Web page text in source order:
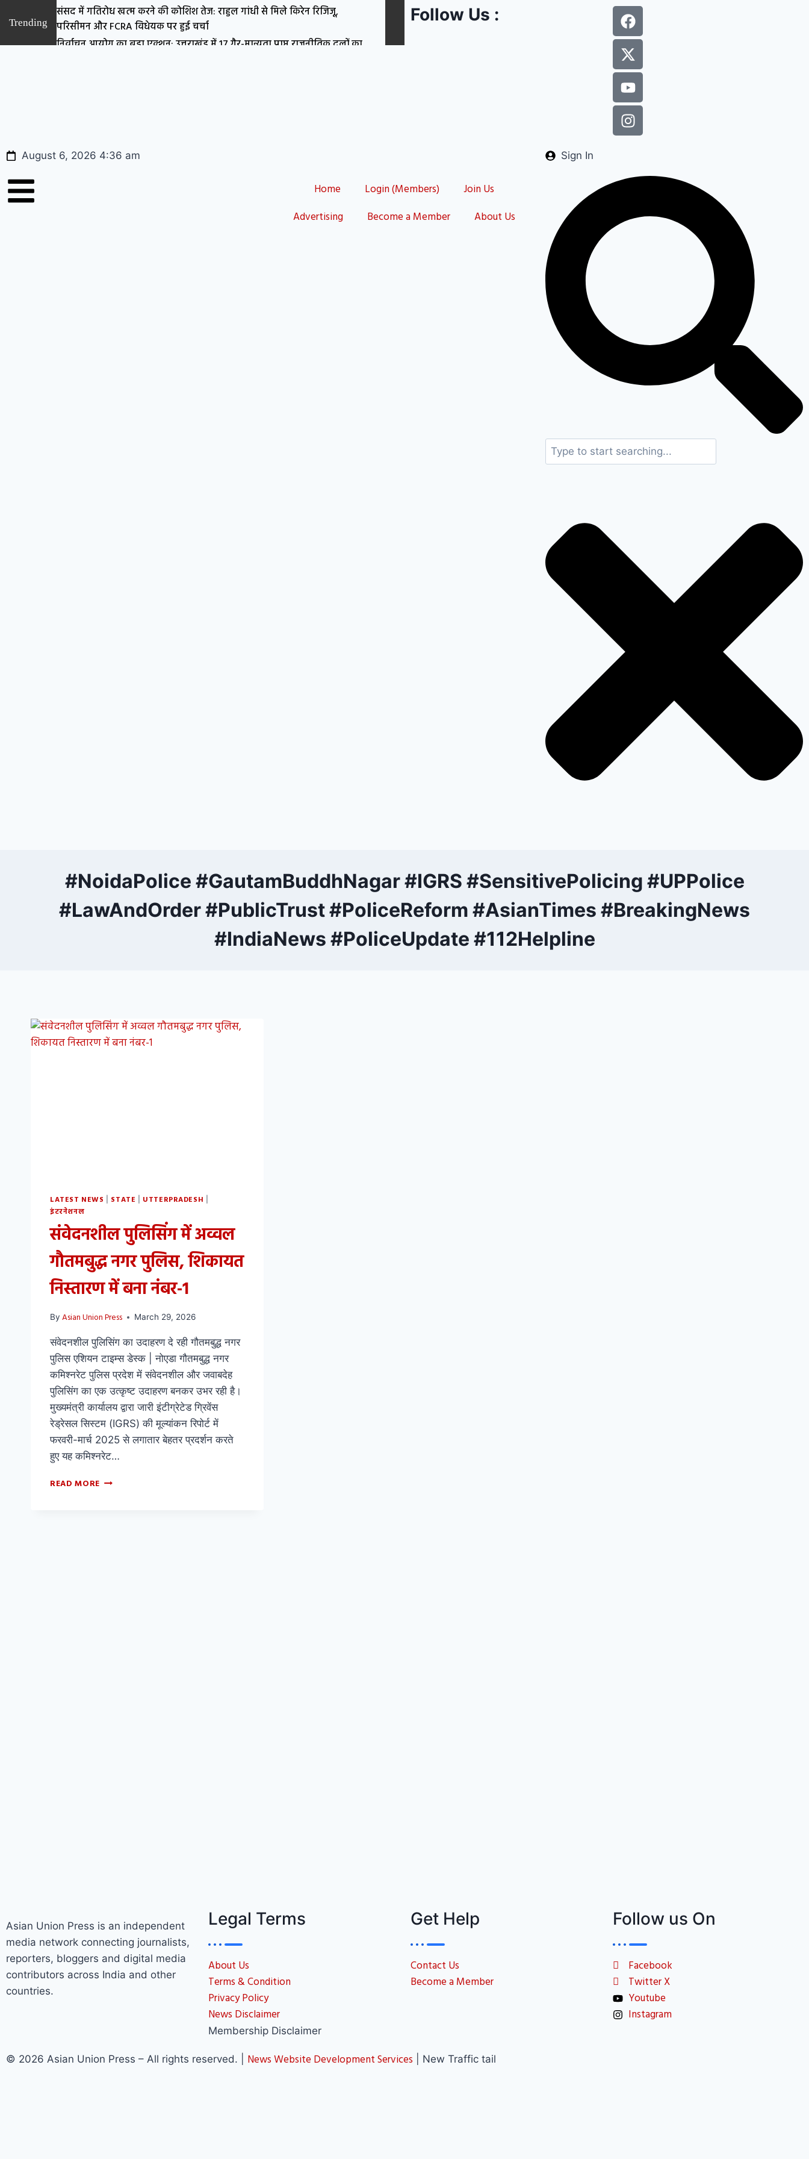
Trending
संसद में गतिरोध खत्म करने की कोशिश तेज: राहुल गांधी से मिले किरेन रिजिजू,
परिसीमन और FCRA विधेयक पर हुई चर्चा
निर्वाचन आयोग का बड़ा एक्शन: उत्तराखंड में 17 गैर-मान्यता प्राप्त राजनीतिक दलों का
दर्ज Zero FIR दिल्ली पुलिस को ट्रांसफर
Follow Us :
August 6, 2026 4:36 am Sign In
Home Login (Members)
Join Us
Advertising
Become a Member About Us
#NoidaPolice #GautamBuddhNagar #IGRS #SensitivePolicing #UPPolice
#LawAndOrder #PublicTrust #PoliceReform #AsianTimes #BreakingNews
#IndiaNews #PoliceUpdate #112Helpline
LATEST NEWS STATE UTTERPRADESH
इंटरनेशनल
संवेदनशील पुलिसिंग में अव्वल
गौतमबुद्ध नगर पुलिस, शिकायत
निस्तारण में बना नंबर-1
By Asian Union Press March 29, 2026
संवेदनशील पुलिसिंग का उदाहरण दे रही गौतमबुद्ध नगर
पुलिस एशियन टाइम्स डेस्क | नोएडा गौतमबुद्ध नगर
कमिश्नरेट पुलिस प्रदेश में संवेदनशील और जवाबदेह
पुलिसिंग का एक उत्कृष्ट उदाहरण बनकर उभर रही है।
मुख्यमंत्री कार्यालय द्वारा जारी इंटीग्रेटेड ग्रिवेंस
रेड्रेसल सिस्टम (IGRS) की मूल्यांकन रिपोर्ट में
फरवरी-मार्च 2025 से लगातार बेहतर प्रदर्शन करते
हुए यह कमिश्नरेट…
READ MORE
Asian Union Press is an independent
media network connecting journalists,
reporters, bloggers and digital media
contributors across India and other
countries.
Legal Terms
About Us
Terms & Condition
Privacy Policy
News Disclaimer
Membership Disclaimer
Get Help
Contact Us
Become a Member
Follow us On
Facebook
Twitter X
Youtube
Instagram
© 2026 Asian Union Press – All rights reserved. | News Website Development Services | New Traffic tail